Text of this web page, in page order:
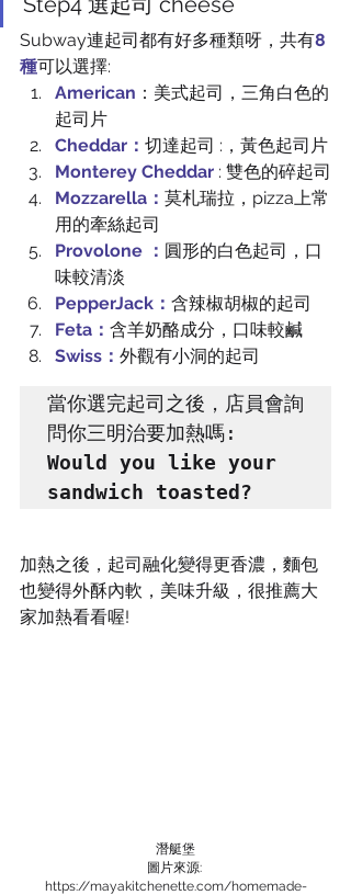
Subway連起司都有好多種類呀，共有8
種可以選擇:
American ：美式起司，三角白色的
起司片
Cheddar： 切達起司 :，黃色起司片
Monterey Cheddar : 雙色的碎起司
Mozzarella： 莫札瑞拉，pizza上常
用的牽絲起司
Provolone ： 圓形的白色起司，口
味較清淡
PepperJack： 含辣椒胡椒的起司
Feta： 含羊奶酪成分，口味較鹹
Swiss： 外觀有小洞的起司
當你選完起司之後，店員會詢
Would you like your
sandwich toasted?
加熱之後，起司融化變得更香濃，麵包
也變得外酥內軟，美味升級，很推薦大
家加熱看看喔!
潛艇堡
圖片來源:
https://mayakitchenette.com/homemade-